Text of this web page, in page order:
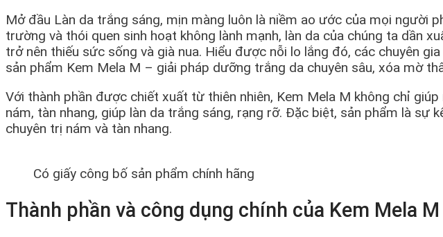
Mở đầu Làn da trắng sáng, mịn màng luôn là niềm ao ước của mọi người
trường và thói quen sinh hoạt không lành mạnh, làn da của chúng ta dần
trở nên thiếu sức sống và già nua. Hiểu được nỗi lo lắng đó, các chuyên
sản phẩm Kem Mela M – giải pháp dưỡng trắng da chuyên sâu, xóa mờ
Với thành phần được chiết xuất từ thiên nhiên, Kem Mela M không chỉ
nám, tàn nhang, giúp làn da trắng sáng, rạng rỡ. Đặc biệt, sản phẩm là sự
chuyên trị nám và tàn nhang.
Có giấy công bố sản phẩm chính hãng
Thành phần và công dụng chính của Kem Mela M